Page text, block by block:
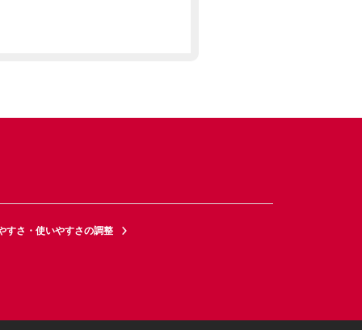
すさ・使いやすさの調整